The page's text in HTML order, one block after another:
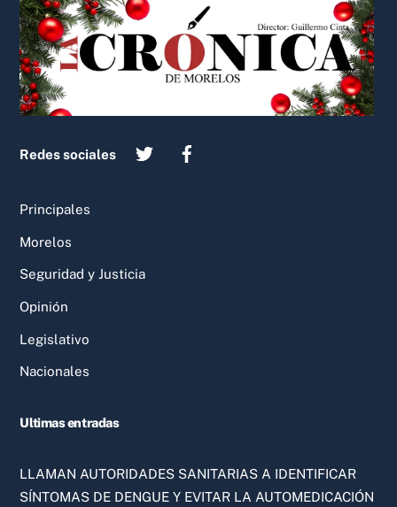
To
Top
Redes sociales
Principales
Morelos
Seguridad y Justicia
Opinión
Legislativo
Nacionales
Ultimas entradas
LLAMAN AUTORIDADES SANITARIAS A IDENTIFICAR
SÍNTOMAS DE DENGUE Y EVITAR LA AUTOMEDICACIÓN